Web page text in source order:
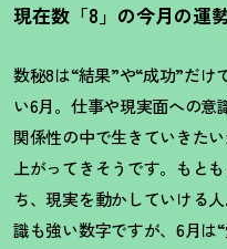
現在数「8」の今月の運
数秘8は“結果”や“成功”だ
い6月。仕事や現実面への意
関係性の中で生きていきた
上がってきそうです。もと
ち、現実を動かしていける
識も強い数字ですが、6月は